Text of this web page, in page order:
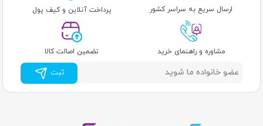
ارسال سریع به سراسر کشور پرداخت آنلاین و کیف پول
مشاوره و راهنمای خرید تضمین اصالت کالا
ثبت